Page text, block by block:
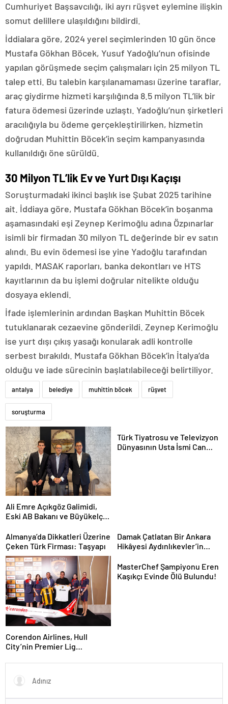
Cumhuriyet Başsavcılığı, iki ayrı rüşvet eylemine ilişkin
somut delillere ulaşıldığını bildirdi.
İddialara göre, 2024 yerel seçimlerinden 10 gün önce
Mustafa Gökhan Böcek, Yusuf Yadoğlu’nun ofisinde
yapılan görüşmede seçim çalışmaları için 25 milyon TL
talep etti. Bu talebin karşılanamaması üzerine taraflar,
araç giydirme hizmeti karşılığında 8.5 milyon TL’lik bir
fatura ödemesi üzerinde uzlaştı. Yadoğlu’nun şirketleri
aracılığıyla bu ödeme gerçekleştirilirken, hizmetin
doğrudan Muhittin Böcek’in seçim kampanyasında
kullanıldığı öne sürüldü.
30 Milyon TL’lik Ev ve Yurt Dışı Kaçışı
Soruşturmadaki ikinci başlık ise Şubat 2025 tarihine
ait. İddiaya göre, Mustafa Gökhan Böcek’in boşanma
aşamasındaki eşi Zeynep Kerimoğlu adına Özpınarlar
isimli bir firmadan 30 milyon TL değerinde bir ev satın
alındı. Bu evin ödemesi ise yine Yadoğlu tarafından
yapıldı. MASAK raporları, banka dekontları ve HTS
kayıtlarının da bu işlemi doğrular nitelikte olduğu
dosyaya eklendi.
İfade işlemlerinin ardından Başkan Muhittin Böcek
tutuklanarak cezaevine gönderildi. Zeynep Kerimoğlu
ise yurt dışı çıkış yasağı konularak adli kontrolle
serbest bırakıldı. Mustafa Gökhan Böcek’in İtalya’da
olduğu ve iade sürecinin başlatılabileceği belirtiliyor.
antalya belediye muhittin böcek rüşvet
soruşturma
Ali Emre Açıkgöz Galimidi,
Eski AB Bakanı ve Büyükelçi
Geldi
Türk Tiyatrosu ve Televizyon
Dünyasının Usta İsmi Can
Almanya’da Dikkatleri Üzerine
Çeken Türk Firması: Taşyapı
Damak Çatlatan Bir Ankara
Hikâyesi Aydınlıkevler’in
Corendon Airlines, Hull
City’nin Premier Lig
sürdürüyor
MasterChef Şampiyonu Eren
Kaşıkçı Evinde Ölü Bulundu!